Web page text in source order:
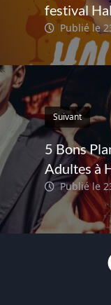
festival
Publié le
Suivant
5 Bons
Adultes à
Publié le